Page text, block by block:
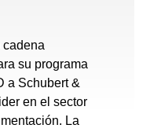
cadena
su programa
a Schubert &
en el sector
La